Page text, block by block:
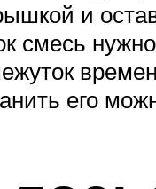
и
смесь
его